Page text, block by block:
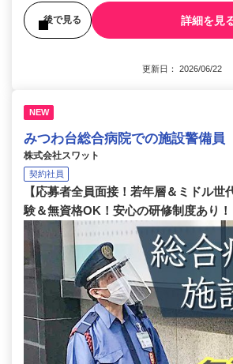
後で見る 詳細を見
更新日： 2026/06/22
NEW
みつわ台総合病院での施設警備員
株式会社スワット
契約社員
【応募者全員面接！若年層＆ミドル世
験＆無資格OK！安心の研修制度あり！